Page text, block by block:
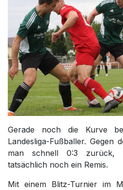
Gerade noch die Kurve
Landesliga-Fußballer. Gegen
man schnell 0:3 zurück,
tatsächlich noch ein Remis.
Mit einem Blitz-Turnier im